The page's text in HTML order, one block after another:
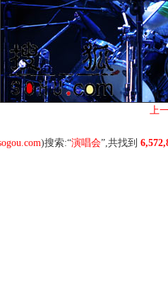
上
)搜索:“演唱会”,共找到